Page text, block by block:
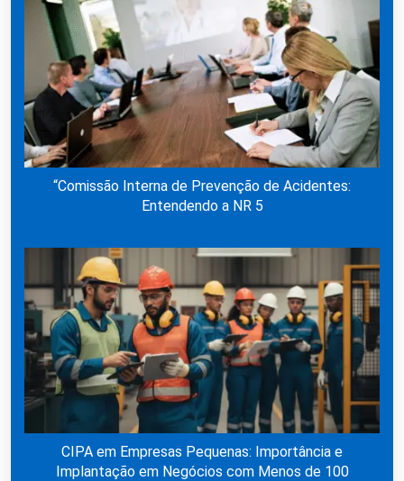
“Comissão Interna de Prevenção de Acidentes:
Entendendo a NR 5
CIPA em Empresas Pequenas: Importância e
Implantação em Negócios com Menos de 100